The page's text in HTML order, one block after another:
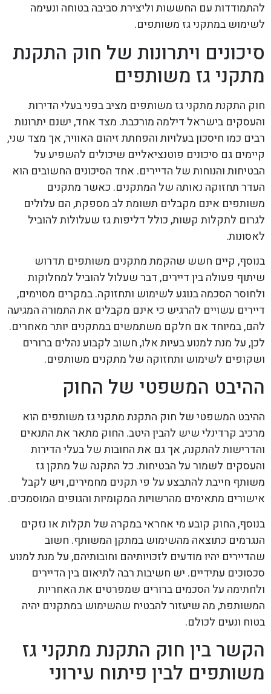
להתמודדות עם החששות וליצירת סביבה בטוחה ונעימה
לשימוש במתקני גז משותפים.
סיכונים ויתרונות של חוק התקנת
מתקני גז משותפים
חוק התקנת מתקני גז משותפים מציב בפני בעלי הדירות
והעסקים בישראל דילמה מורכבת. מצד אחד, ישנם יתרונות
רבים כמו חיסכון בעלויות והפחתת זיהום האוויר, אך מצד שני,
קיימים גם סיכונים פוטנציאליים שיכולים להשפיע על
הבטיחות והנוחות של הדיירים. אחד הסיכונים החשובים הוא
העדר תחזוקה נאותה של המתקנים. כאשר מתקנים
משותפים אינם מקבלים תשומת לב מספקת, הם עלולים
לגרום לתקלות קשות, כולל דליפות גז שעלולות להוביל
לאסונות.
בנוסף, קיים חשש שהקמת מתקנים משותפים תדרוש
שיתוף פעולה בין דיירים, דבר שעלול להוביל למחלוקות
ולחוסר הסכמה בנוגע לשימוש ותחזוקה. במקרים מסוימים,
דיירים עשויים להרגיש כי אינם מקבלים את התמורה המגיעה
להם, במיוחד אם חלקם משתמשים במתקנים יותר מאחרים.
לכן, על מנת למנוע בעיות אלו, חשוב לקבוע נהלים ברורים
ושקופים לשימוש ותחזוקה של מתקנים משותפים.
ההיבט המשפטי של החוק
ההיבט המשפטי של חוק התקנת מתקני גז משותפים הוא
מרכיב קרדינלי שיש להבין היטב. החוק מתאר את התנאים
והדרישות להתקנה, אך גם את החובות של בעלי הדירות
והעסקים לשמור על הבטיחות. כל התקנה של מתקן גז
משותף חייבת להתבצע על פי תקנים מחמירים, ויש לקבל
אישורים מתאימים מהרשויות המקומיות והגופים המוסמכים.
בנוסף, החוק קובע מי אחראי במקרה של תקלות או נזקים
הנגרמים כתוצאה מהשימוש במתקן המשותף. חשוב
שהדיירים יהיו מודעים לזכויותיהם וחובותיהם, על מנת למנוע
סכסוכים עתידיים. יש חשיבות רבה לתיאום בין הדיירים
ולחתימה על הסכמים ברורים שמפרטים את האחריות
המשותפת, מה שיעזור להבטיח שהשימוש במתקנים יהיה
בטוח ונעים לכולם.
הקשר בין חוק התקנת מתקני גז
משותפים לבין פיתוח עירוני